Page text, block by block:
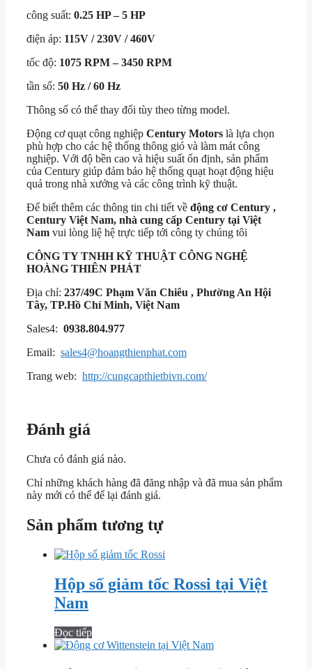
công suất: 0.25 HP – 5 HP
điện áp: 115V / 230V / 460V
tốc độ: 1075 RPM – 3450 RPM
tần số: 50 Hz / 60 Hz
Thông số có thể thay đổi tùy theo từng model.
Động cơ quạt công nghiệp Century Motors là lựa chọn
phù hợp cho các hệ thống thông gió và làm mát công
nghiệp. Với độ bền cao và hiệu suất ổn định, sản phẩm
của Century giúp đảm bảo hệ thống quạt hoạt động hiệu
quả trong nhà xưởng và các công trình kỹ thuật.
Để biết thêm các thông tin chi tiết về động cơ Century ,
Century Việt Nam, nhà cung cấp Century tại Việt
Nam vui lòng liệ hệ trực tiếp tới công ty chúng tôi
CÔNG TY TNHH KỸ THUẬT CÔNG NGHỆ
HOÀNG THIÊN PHÁT
Địa chỉ: 237/49C Phạm Văn Chiêu , Phường An Hội
Tây, TP.Hồ Chí Minh, Việt Nam
Sales4: 0938.804.977
Email: sales4@hoangthienphat.com
Trang web: http://cungcapthietbivn.com/
Đánh giá
Chưa có đánh giá nào.
Chỉ những khách hàng đã đăng nhập và đã mua sản phẩm
này mới có thể để lại đánh giá.
Sản phẩm tương tự
Hộp số giảm tốc Rossi tại Việt
Nam
Đọc tiếp